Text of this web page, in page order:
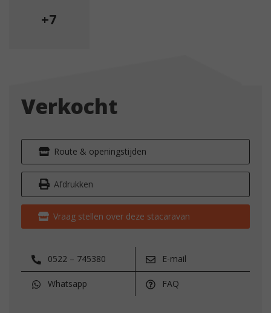
+7
Verkocht
Route & openingstijden
Afdrukken
Vraag stellen over deze stacaravan
0522 – 745380 E-mail
Whatsapp FAQ